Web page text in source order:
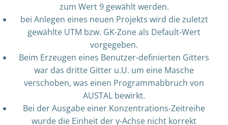
zum Wert 9 gewählt werden.
bei Anlegen eines neuen Projekts wird die zuletzt
gewählte UTM bzw. GK-Zone als Default-Wert
vorgegeben.
Beim Erzeugen eines Benutzer-definierten Gitters
war das dritte Gitter u.U. um eine Masche
verschoben, was einen Programmabbruch von
AUSTAL bewirkt.
Bei der Ausgabe einer Konzentrations-Zeitreihe
wurde die Einheit der y-Achse nicht korrekt